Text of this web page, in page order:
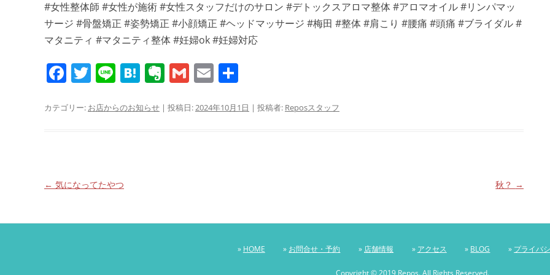
#女性整体師 #女性が施術 #女性スタッフだけのサロン #デトックスアロマ整体 #アロマオイル #リンパマッ
サージ #骨盤矯正 #姿勢矯正 #小顔矯正 #ヘッドマッサージ #梅田 #整体 #肩こり #腰痛 #頭痛 #ブライダル #
マタニティ #マタニティ整体 #妊婦ok #妊婦対応
F
c
o
T
itt
Li
e
H
e
E
er
G
ai
E
ai
カテゴリー: お店からのお知らせ | 投稿日:2024年10月1日 | 投稿者: Reposスタッフ
投
← 気になってたやつ 秋？ →
» HOME » お問合せ・予約 » 店舗情報 » アクセス » BLOG » プライバ
Copyright © 2019 Repos. All Rights Reserved.